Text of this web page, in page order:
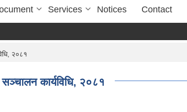
Services Notices Contact
२०८१
कार्यविधि, २०८१